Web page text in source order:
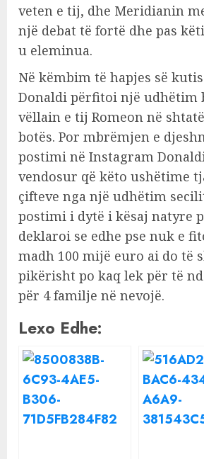
veten e tij, dhe Meridianin
një debat të fortë dhe pas
u eleminua.
Në këmbim të hapjes së
Donaldi përfitoi një udhëtim
vëllain e tij Romeon në
botës. Por mbrëmjen e
postimi në Instagram
vendosur që këto ushëtime
çifteve nga një udhëtim
postimi i dytë i kësaj natyre
deklaroi se edhe pse nuk e
madh 100 mijë euro ai do të
pikërisht po kaq lek për të
për 4 familje në nevojë.
Lexo Edhe: